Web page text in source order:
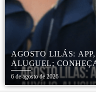
AGOSTO LILÁS:
ALUGUEL;
PROTEÇÃO ÀS
6 de agosto de 2026